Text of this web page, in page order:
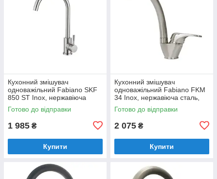
Кухонний змішувач
одноважільний Fabiano SKF
850 ST Inox, нержавіюча
сталь, кран для мийки на
кухню
Готово до відправки
1 985 ₴
Купити
Кухонний змішувач
одноважільний Fabiano FKM
34 Inox, нержавіюча сталь,
кран для мийки на кухню
Готово до відправки
2 075 ₴
Купити